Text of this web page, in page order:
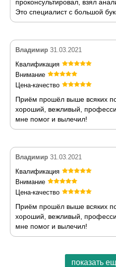
проконсультировал, взял
Это специалист с большой
Владимир 31.03.2021
Квалификация
Внимание
Цена-качество
Приём прошёл выше всяких
хороший, вежливый,
мне помог и вылечил!
Владимир 31.03.2021
Квалификация
Внимание
Цена-качество
Приём прошёл выше всяких
хороший, вежливый,
мне помог и вылечил!
показать